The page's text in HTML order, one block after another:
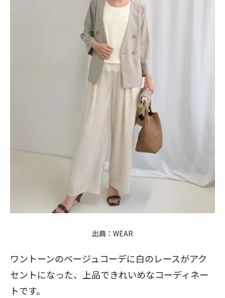
出典： WEAR
ワントーンのベージュコーデに白のレースがアク
セントになった、上品できれいめなコーディネー
トです。